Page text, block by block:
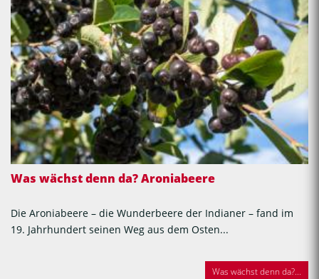
Was wächst denn da? Aroniabeere
Die Aroniabeere – die Wunderbeere der Indianer – fand im
19. Jahrhundert seinen Weg aus dem Osten...
Was wächst denn da?...